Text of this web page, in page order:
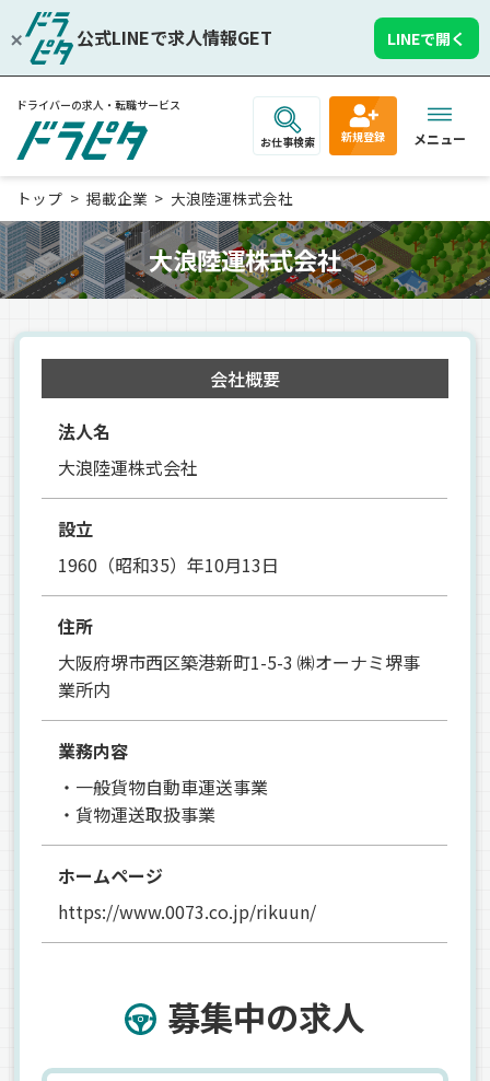
公式LINEで求人情報GET LINEで開く
ドライバーの求人・転職サービス
お仕事検索 新規登録 メニュー
トップ 掲載企業 大浪陸運株式会社
大浪陸運株式会社
会社概要
法人名
大浪陸運株式会社
設立
1960（昭和35）年10月13日
住所
大阪府堺市西区築港新町1-5-3 ㈱オーナミ堺事
業所内
業務内容
・一般貨物自動車運送事業
・貨物運送取扱事業
ホームページ
https://www.0073.co.jp/rikuun/
募集中の求人